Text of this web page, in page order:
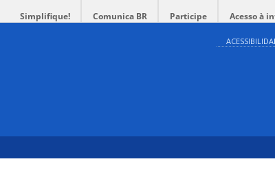
Simplifique! Comunica BR Participe Acesso à